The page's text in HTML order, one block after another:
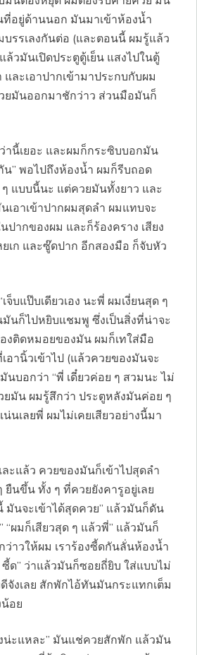
ที่อยู่ด้านนอก มันมาเข้าห้องน้ำ
รรเลงกันต่อ (และตอนนี้ ผมรู้แล้ว
วมันเปิดประตูตู้เย็น แสงไปในตู้
ละเอาปากเข้ามาประกบกับผม
ยมันออกมาชักว่าว ส่วนมือมันก็
านี้เยอะ และผมก็กระซิบบอกมัน
” พอไปถึงห้องน้ำ ผมก็รีบถอด
แบบนี้นะ แต่ควยมันทั้งยาว และ
อาเข้าปากผมสุดลำ ผมแทบจะ
ากของผม และก็ร้องคราง เสียง
เก และซู๊ดปาก อีกสองมือ ก็จับหัว
จ็บแป๊บเดียวเอง นะพี่ ผมเงี่ยนสุด ๆ
มันก็ไปหยิบแชมพู ซึ่งเป็นสิ่งที่น่าจะ
งติดหมอยของมัน ผมก็เทใส่มือ
อานิ้วเข้าไป (แล้วควยของมันจะ
บอกว่า “พี่ เดี๋ยวค่อย ๆ สวมนะ ไม่
มัน ผมรู้สึกว่า ประตูหลังมันค่อย ๆ
นเลยพี่ ผมไม่เคยเสียวอย่างนี้มา
ะแล้ว ควยของมันก็เข้าไปสุดลำ
นขึ้น ทั้ง ๆ ที่ควยยังคารูอยู่เลย
นจะเข้าได้สุดควย” แล้วมันก็ดัน
“ผมก็เสียวสุด ๆ แล้วพี่” แล้วมันก็
าวให้ผม เราร้องซี้ดกันลั่นห้องน้ำ
ด” ว่าแล้วมันก็ซอยถี่ยิบ ใส่แบบไม่
จังเลย สักพักไอ้ทันมันกระแทกเต็ม
อย
น่ะแหละ” มันแช่ควยสักพัก แล้วมัน